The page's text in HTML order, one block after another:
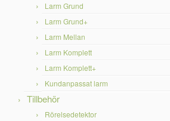
Larm Grund
Larm Grund+
Larm Mellan
Larm Komplett
Larm Komplett+
Kundanpassat larm
Tillbehör
Rörelsedetektor